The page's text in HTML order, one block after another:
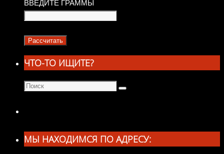
ВВЕДИТЕ ГРАММЫ
ЧТО-ТО ИЩИТЕ?
Что
Поиск
МЫ НАХОДИМСЯ ПО АДРЕСУ: